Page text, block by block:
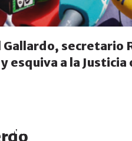
secretario
esquiva a la Justicia
va a explicar las